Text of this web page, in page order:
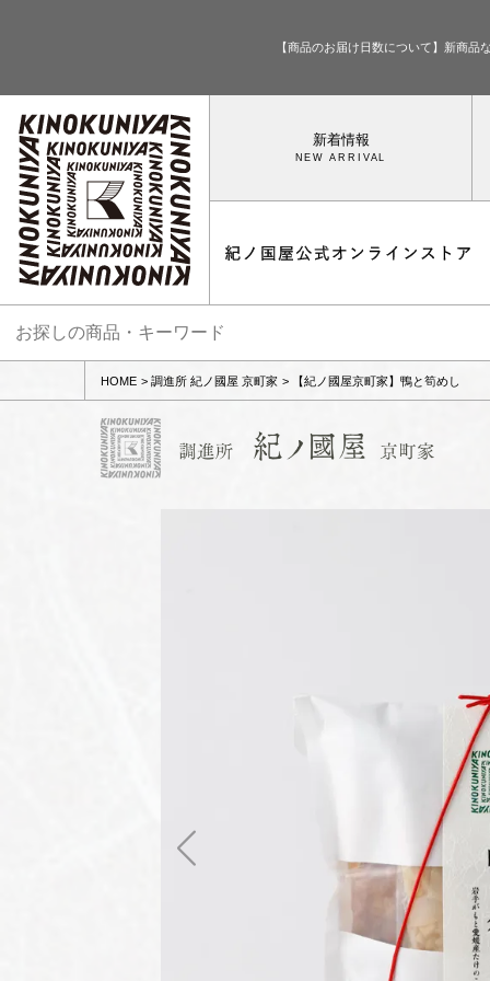
【商品のお届け日数について】新商
新着情報
HOME 調進所 紀ノ國屋 京町家 【紀ノ國屋京町家】鴨と筍めし